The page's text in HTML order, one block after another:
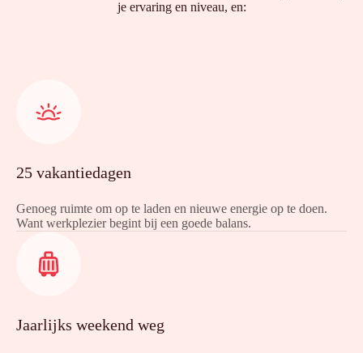
je ervaring en niveau, en:
25 vakantiedagen
Genoeg ruimte om op te laden en nieuwe energie op te doen.
Want werkplezier begint bij een goede balans.
Jaarlijks weekend weg